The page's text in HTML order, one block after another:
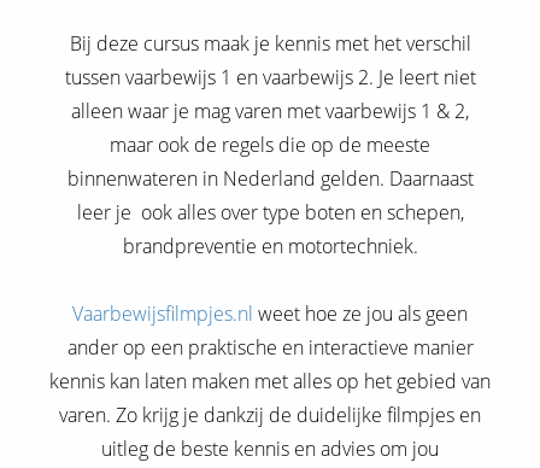
Bij deze cursus maak je kennis met het verschil
tussen vaarbewijs 1 en vaarbewijs 2. Je leert niet
alleen waar je mag varen met vaarbewijs 1 & 2,
maar ook de regels die op de meeste
binnenwateren in Nederland gelden. Daarnaast
leer je ook alles over type boten en schepen,
brandpreventie en motortechniek.
Vaarbewijsfilmpjes.nl weet hoe ze jou als geen
ander op een praktische en interactieve manier
kennis kan laten maken met alles op het gebied van
varen. Zo krijg je dankzij de duidelijke filmpjes en
uitleg de beste kennis en advies om jou